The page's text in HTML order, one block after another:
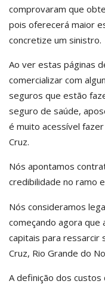
comprovaram que
pois oferecerá maior
concretize um sinistro.
Ao ver estas páginas
comercializar com
seguros que estão
seguro de saúde,
é muito acessível
Cruz.
Nós apontamos
credibilidade no ramo
Nós consideramos
começando agora
capitais para ressarcir
Cruz, Rio Grande do
A definição dos